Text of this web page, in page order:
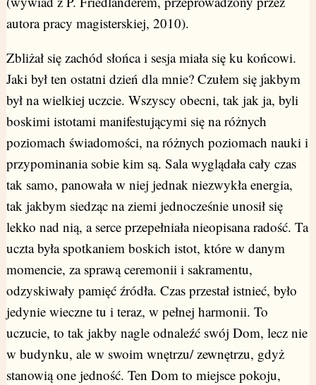
autora pracy magisterskiej, 2010).
Zbliżał się zachód słońca i sesja miała się ku końcowi.
Jaki był ten ostatni dzień dla mnie? Czułem się jakbym
był na wielkiej uczcie. Wszyscy obecni, tak jak ja, byli
boskimi istotami manifestującymi się na różnych
poziomach świadomości, na różnych poziomach nauki i
przypominania sobie kim są. Sala wyglądała cały czas
tak samo, panowała w niej jednak niezwykła energia,
tak jakbym siedząc na ziemi jednocześnie unosił się
lekko nad nią, a serce przepełniała nieopisana radość. Ta
uczta była spotkaniem boskich istot, które w danym
momencie, za sprawą ceremonii i sakramentu,
odzyskiwały pamięć źródła. Czas przestał istnieć, było
jedynie wieczne tu i teraz, w pełnej harmonii. To
uczucie, to tak jakby nagle odnaleźć swój Dom, lecz nie
w budynku, ale w swoim wnętrzu/ zewnętrzu, gdyż
stanowią one jedność. Ten Dom to miejsce pokoju,